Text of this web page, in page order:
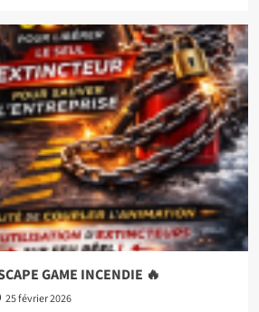
GAME INCENDIE 🔥
25 février 2026